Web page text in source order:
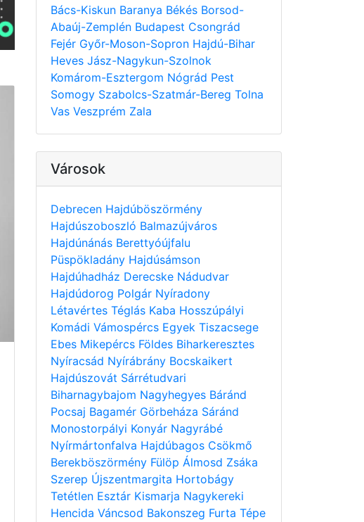
Bács-Kiskun Baranya Békés Borsod-
Abaúj-Zemplén Budapest Csongrád
Fejér Győr-Moson-Sopron Hajdú-Bihar
Heves Jász-Nagykun-Szolnok
Komárom-Esztergom Nógrád Pest
Somogy Szabolcs-Szatmár-Bereg Tolna
Vas Veszprém Zala
Városok
Debrecen Hajdúböszörmény
Hajdúszoboszló Balmazújváros
Hajdúnánás Berettyóújfalu
Püspökladány Hajdúsámson
Hajdúhadház Derecske Nádudvar
Hajdúdorog Polgár Nyíradony
Létavértes Téglás Kaba Hosszúpályi
Komádi Vámospércs Egyek Tiszacsege
Ebes Mikepércs Földes Biharkeresztes
Nyíracsád Nyírábrány Bocskaikert
Hajdúszovát Sárrétudvari
Biharnagybajom Nagyhegyes Báránd
Pocsaj Bagamér Görbeháza Sáránd
Monostorpályi Konyár Nagyrábé
Nyírmártonfalva Hajdúbagos Csökmő
Berekböszörmény Fülöp Álmosd Zsáka
Szerep Újszentmargita Hortobágy
Tetétlen Esztár Kismarja Nagykereki
Hencida Váncsod Bakonszeg Furta Tépe